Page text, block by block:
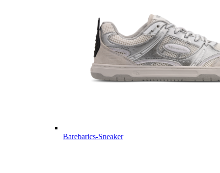
Barebarics-Sneaker